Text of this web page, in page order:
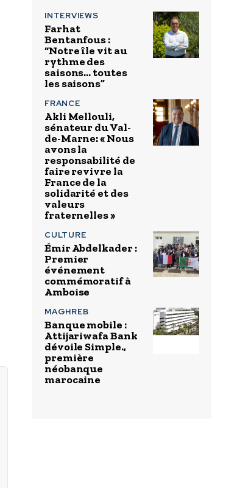
INTERVIEWS
Farhat
Bentanfous :
“Notre île vit au
rythme des
saisons… toutes
les saisons”
FRANCE
Akli Mellouli,
sénateur du Val-
de-Marne: « Nous
avons la
responsabilité de
faire revivre la
France de la
solidarité et des
valeurs
fraternelles »
CULTURE
Émir Abdelkader :
Premier
événement
commémoratif à
Amboise
MAGHREB
Banque mobile :
Attijariwafa Bank
dévoile Simple.,
première
néobanque
marocaine